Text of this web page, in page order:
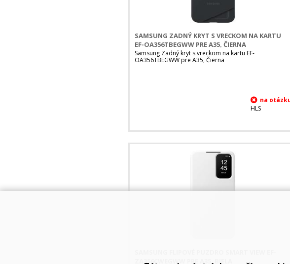
SAMSUNG ZADNÝ KRYT S VRECKOM NA KARTU
EF-OA356TBEGWW PRE A35, ČIERNA
Samsung Zadný kryt s vreckom na kartu EF-
OA356TBEGWW pre A35, Čierna
HLS
ZA356CWEGWW PRE A35, BIELA